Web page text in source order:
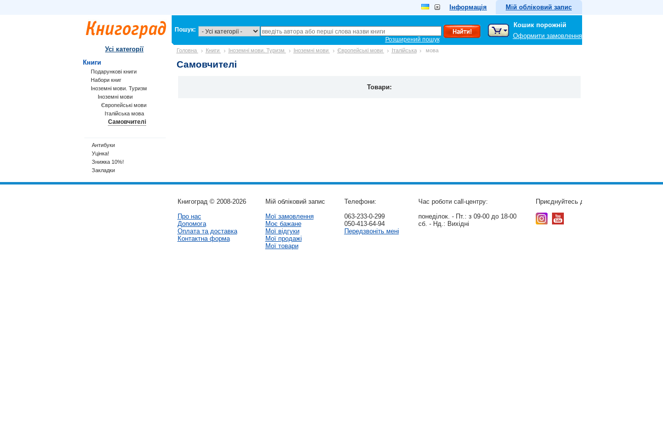
Інформація Мій обліковий запис
Пошук:
Розширений пошук
Кошик порожній
Оформити замовлення
Головна Книги Іноземні мови. Туризм Іноземні мови Європейські мови Італійська мова
Самовчителі
Товари:
Усі категорії
Книги
Подарункові книги
Набори книг
Іноземні мови. Туризм
Іноземні мови
Європейські мови
Італійська мова
Самовчителі
Антибуки
Уцінка!
Знижка 10%!
Закладки
Книгоград © 2008-2026
Про нас
Допомога
Оплата та доставка
Контактна форма
Мій обліковий запис
Мої замовлення
Моє бажане
Мої відгуки
Мої продажі
Мої товари
Телефони:
063-233-0-299
050-413-64-94
Передзвоніть мені
Час роботи call-центру:
понеділок. - Пт.: з 09-00 до 18-00
сб. - Нд.: Вихідні
Приєднуйтесь до нас: